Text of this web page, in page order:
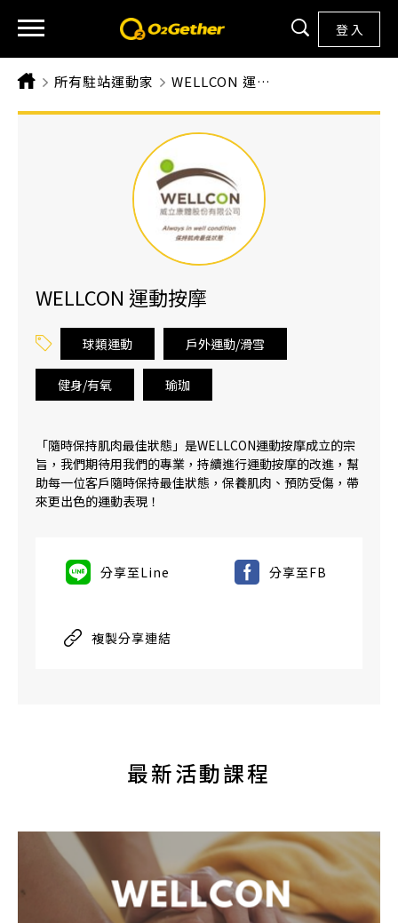
登 入
所有駐站運動家 CURRENT: WELLCON 運動按摩
WELLCON 運動按摩
球類運動 戶外運動/滑雪
健身/有氧 瑜珈
「隨時保持肌肉最佳狀態」是WELLCON運動按摩成立的宗
旨，我們期待用我們的專業，持續進行運動按摩的改進，幫
助每一位客戶隨時保持最佳狀態，保養肌肉、預防受傷，帶
來更出色的運動表現！
分享至Line 分享至FB
複製分享連結
最新活動課程